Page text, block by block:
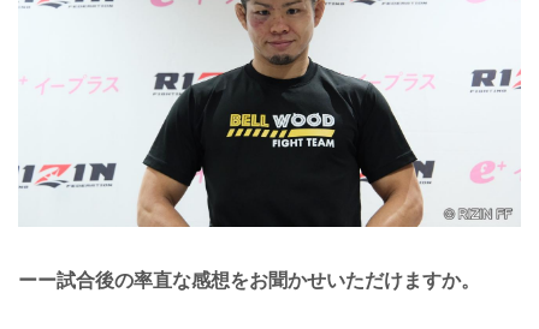
ーー試合後の率直な感想をお聞かせいただけますか。